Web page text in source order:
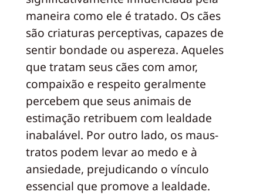
maneira como ele é tratado. Os cães
são criaturas perceptivas, capazes de
sentir bondade ou aspereza. Aqueles
que tratam seus cães com amor,
compaixão e respeito geralmente
percebem que seus animais de
estimação retribuem com lealdade
inabalável. Por outro lado, os maus-
tratos podem levar ao medo e à
ansiedade, prejudicando o vínculo
essencial que promove a lealdade.